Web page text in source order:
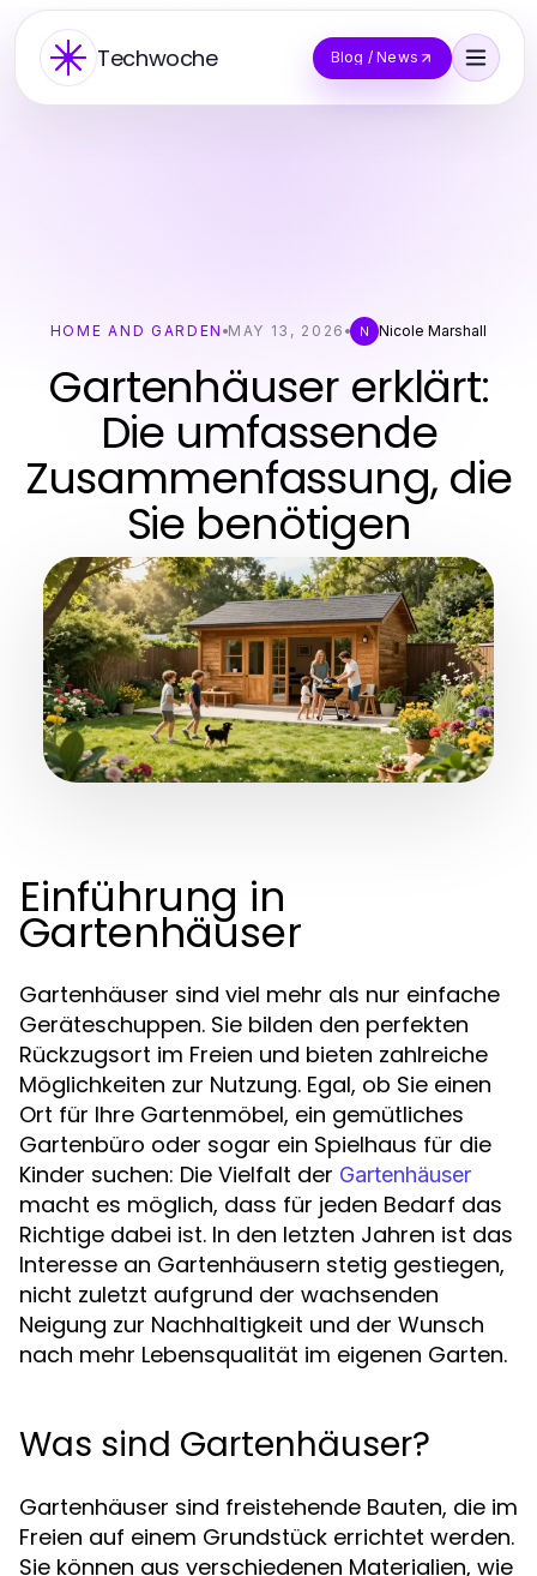
Techwoche Blog / News
HOME AND GARDEN MAY 13, 2026 N Nicole Marshall
Gartenhäuser erklärt:
Die umfassende
Zusammenfassung, die
Sie benötigen
Einführung in
Gartenhäuser
Gartenhäuser sind viel mehr als nur einfache
Geräteschuppen. Sie bilden den perfekten
Rückzugsort im Freien und bieten zahlreiche
Möglichkeiten zur Nutzung. Egal, ob Sie einen
Ort für Ihre Gartenmöbel, ein gemütliches
Gartenbüro oder sogar ein Spielhaus für die
Kinder suchen: Die Vielfalt der Gartenhäuser
macht es möglich, dass für jeden Bedarf das
Richtige dabei ist. In den letzten Jahren ist das
Interesse an Gartenhäusern stetig gestiegen,
nicht zuletzt aufgrund der wachsenden
Neigung zur Nachhaltigkeit und der Wunsch
nach mehr Lebensqualität im eigenen Garten.
Was sind Gartenhäuser?
Gartenhäuser sind freistehende Bauten, die im
Freien auf einem Grundstück errichtet werden.
Sie können aus verschiedenen Materialien, wie